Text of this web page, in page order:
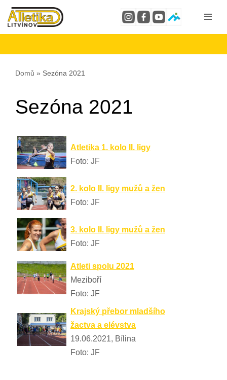
Přeskočit
obsah
Domů » Sezóna 2021
Sezóna 2021
Atletika 1. kolo II. ligy
Foto: JF
2. kolo II. ligy mužů a žen
Foto: JF
3. kolo II. ligy mužů a žen
Foto: JF
Atleti spolu 2021
Meziboří
Foto: JF
Krajský přebor mladšího
žactva a elévstva
19.06.2021, Bílina
Foto: JF